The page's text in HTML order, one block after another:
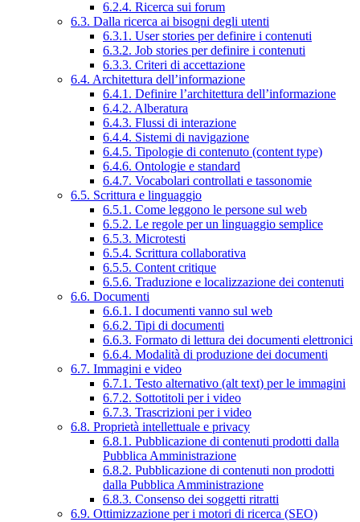
6.2.4. Ricerca sui forum
6.3. Dalla ricerca ai bisogni degli utenti
6.3.1. User stories per definire i contenuti
6.3.2. Job stories per definire i contenuti
6.3.3. Criteri di accettazione
6.4. Architettura dell’informazione
6.4.1. Definire l’architettura dell’informazione
6.4.2. Alberatura
6.4.3. Flussi di interazione
6.4.4. Sistemi di navigazione
6.4.5. Tipologie di contenuto (content type)
6.4.6. Ontologie e standard
6.4.7. Vocabolari controllati e tassonomie
6.5. Scrittura e linguaggio
6.5.1. Come leggono le persone sul web
6.5.2. Le regole per un linguaggio semplice
6.5.3. Microtesti
6.5.4. Scrittura collaborativa
6.5.5. Content critique
6.5.6. Traduzione e localizzazione dei contenuti
6.6. Documenti
6.6.1. I documenti vanno sul web
6.6.2. Tipi di documenti
6.6.3. Formato di lettura dei documenti elettronici
6.6.4. Modalità di produzione dei documenti
6.7. Immagini e video
6.7.1. Testo alternativo (alt text) per le immagini
6.7.2. Sottotitoli per i video
6.7.3. Trascrizioni per i video
6.8. Proprietà intellettuale e privacy
6.8.1. Pubblicazione di contenuti prodotti dalla
Pubblica Amministrazione
6.8.2. Pubblicazione di contenuti non prodotti
dalla Pubblica Amministrazione
6.8.3. Consenso dei soggetti ritratti
6.9. Ottimizzazione per i motori di ricerca (SEO)